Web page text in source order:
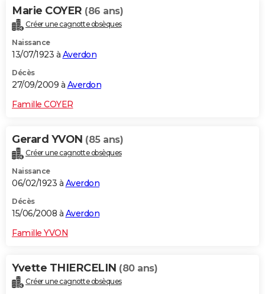
Marie COYER (86 ans)
Créer une cagnotte obsèques
Naissance
13/07/1923 à Averdon
Décès
27/09/2009 à Averdon
Famille COYER
Gerard YVON (85 ans)
Créer une cagnotte obsèques
Naissance
06/02/1923 à Averdon
Décès
15/06/2008 à Averdon
Famille YVON
Yvette THIERCELIN (80 ans)
Créer une cagnotte obsèques